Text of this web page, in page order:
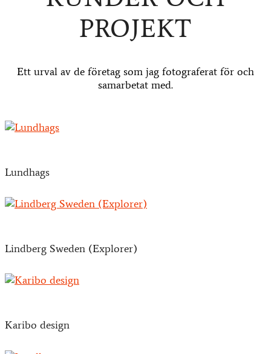
PROJEKT
Ett urval av de företag som jag fotograferat för och
samarbetat med.
Lundhags
Lindberg Sweden (Explorer)
Karibo design